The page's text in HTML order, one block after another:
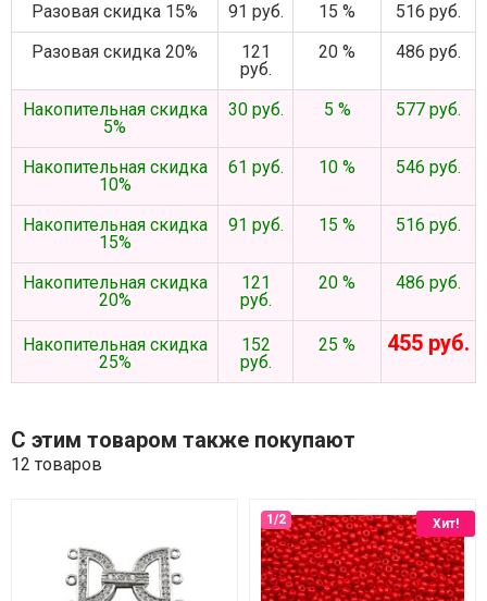
Разовая скидка 15%
91 руб. 15 %
516 руб.
Разовая скидка 20%
121
руб.
20 % 486 руб.
Накопительная скидка
5%
30 руб. 5 % 577 руб.
Накопительная скидка
10%
61 руб. 10 % 546 руб.
Накопительная скидка
15%
91 руб. 15 % 516 руб.
Накопительная скидка
20%
121
руб.
20 % 486 руб.
Накопительная скидка
25%
152
руб.
25 % 455 руб.
С этим товаром также покупают
12 товаров
Хит!